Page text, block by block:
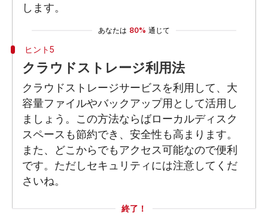
します。
あなたは 80% 通じて
ヒント5
クラウドストレージ利用法
クラウドストレージサービスを利用して、大
容量ファイルやバックアップ用として活用し
ましょう。この方法ならばローカルディスク
スペースも節約でき、安全性も高まります。
また、どこからでもアクセス可能なので便利
です。ただしセキュリティには注意してくだ
さいね。
終了！